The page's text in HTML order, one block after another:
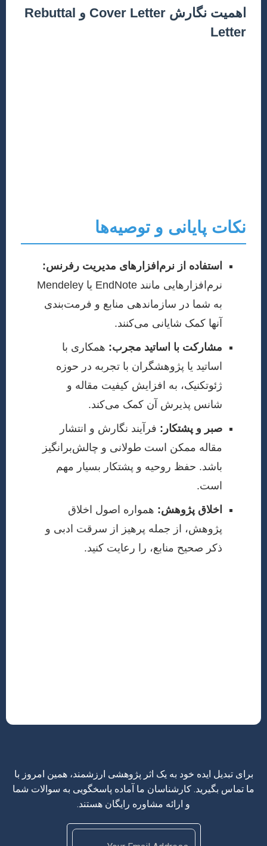
اهمیت نگارش Cover Letter و Rebuttal
Letter
نکات پایانی و توصیه‌ها
استفاده از نرم‌افزارهای مدیریت رفرنس:
نرم‌افزارهایی مانند EndNote یا Mendeley
به شما در سازماندهی منابع و فرمت‌بندی
آنها کمک شایانی می‌کنند.
مشارکت با اساتید مجرب: همکاری با
اساتید یا پژوهشگران با تجربه در حوزه
ژئوتکنیک، به افزایش کیفیت مقاله و
شانس پذیرش آن کمک می‌کند.
صبر و پشتکار: فرآیند نگارش و انتشار
مقاله ممکن است طولانی و چالش‌برانگیز
باشد. حفظ روحیه و پشتکار بسیار مهم
است.
اخلاق پژوهش: همواره اصول اخلاق
پژوهش، از جمله پرهیز از سرقت ادبی و
ذکر صحیح منابع، را رعایت کنید.
برای تبدیل ایده خود به یک اثر پژوهشی ارزشمند، همین امروز با
ما تماس بگیرید. کارشناسان ما آماده پاسخگویی به سوالات شما
و ارائه مشاوره رایگان هستند.